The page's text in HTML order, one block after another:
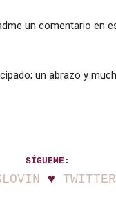
un comentario en
un abrazo y
SÍGUEME:
♥ TWITTER